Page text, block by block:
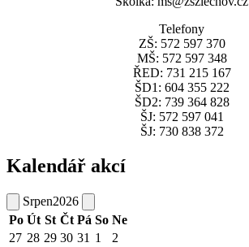
Telefony
ZŠ: 572 597 370
MŠ: 572 597 348
ŘED: 731 215 167
ŠD1: 604 355 222
ŠD2: 739 364 828
ŠJ: 572 597 041
ŠJ: 730 838 372
Kalendář akcí
Srpen2026
Po Út St Čt Pá So Ne
27 28 29 30 31 1
2